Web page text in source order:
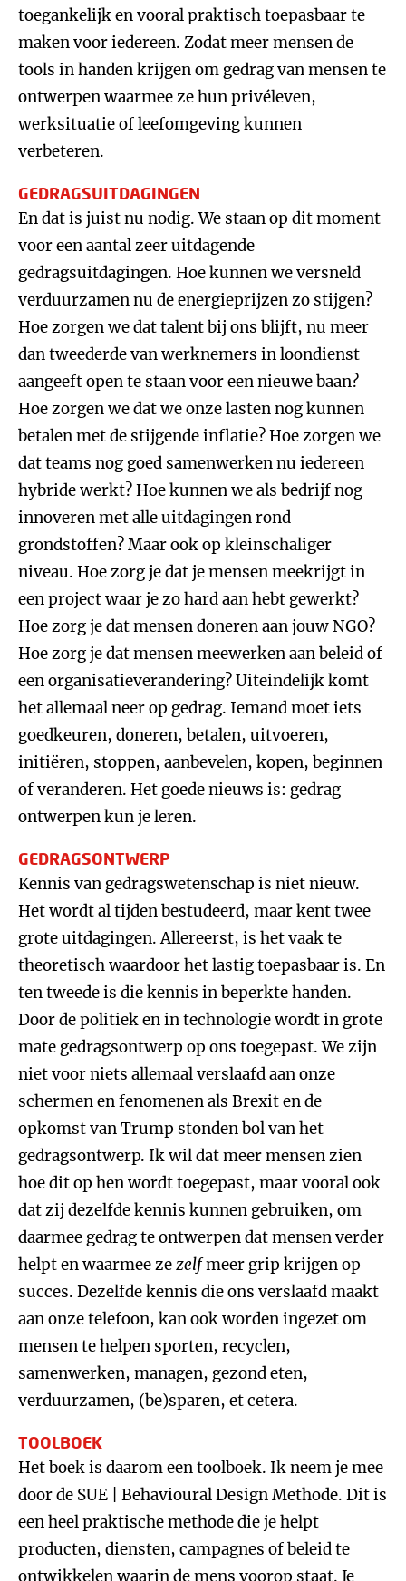
toegankelijk en vooral praktisch toepasbaar te
maken voor iedereen. Zodat meer mensen de
tools in handen krijgen om gedrag van mensen te
ontwerpen waarmee ze hun privéleven,
werksituatie of leefomgeving kunnen
verbeteren.
GEDRAGSUITDAGINGEN
En dat is juist nu nodig. We staan op dit moment
voor een aantal zeer uitdagende
gedragsuitdagingen. Hoe kunnen we versneld
verduurzamen nu de energieprijzen zo stijgen?
Hoe zorgen we dat talent bij ons blijft, nu meer
dan tweederde van werknemers in loondienst
aangeeft open te staan voor een nieuwe baan?
Hoe zorgen we dat we onze lasten nog kunnen
betalen met de stijgende inflatie? Hoe zorgen we
dat teams nog goed samenwerken nu iedereen
hybride werkt? Hoe kunnen we als bedrijf nog
innoveren met alle uitdagingen rond
grondstoffen? Maar ook op kleinschaliger
niveau. Hoe zorg je dat je mensen meekrijgt in
een project waar je zo hard aan hebt gewerkt?
Hoe zorg je dat mensen doneren aan jouw NGO?
Hoe zorg je dat mensen meewerken aan beleid of
een organisatieverandering? Uiteindelijk komt
het allemaal neer op gedrag. Iemand moet iets
goedkeuren, doneren, betalen, uitvoeren,
initiëren, stoppen, aanbevelen, kopen, beginnen
of veranderen. Het goede nieuws is: gedrag
ontwerpen kun je leren.
GEDRAGSONTWERP
Kennis van gedragswetenschap is niet nieuw.
Het wordt al tijden bestudeerd, maar kent twee
grote uitdagingen. Allereerst, is het vaak te
theoretisch waardoor het lastig toepasbaar is. En
ten tweede is die kennis in beperkte handen.
Door de politiek en in technologie wordt in grote
mate gedragsontwerp op ons toegepast. We zijn
niet voor niets allemaal verslaafd aan onze
schermen en fenomenen als Brexit en de
opkomst van Trump stonden bol van het
gedragsontwerp. Ik wil dat meer mensen zien
hoe dit op hen wordt toegepast, maar vooral ook
dat zij dezelfde kennis kunnen gebruiken, om
daarmee gedrag te ontwerpen dat mensen verder
helpt en waarmee zezelfmeer grip krijgen op
succes. Dezelfde kennis die ons verslaafd maakt
aan onze telefoon, kan ook worden ingezet om
mensen te helpen sporten, recyclen,
samenwerken, managen, gezond eten,
verduurzamen, (be)sparen, et cetera.
TOOLBOEK
Het boek is daarom een toolboek. Ik neem je mee
door de SUE | Behavioural Design Methode. Dit is
een heel praktische methode die je helpt
producten, diensten, campagnes of beleid te
ontwikkelen waarin de mens voorop staat. Je